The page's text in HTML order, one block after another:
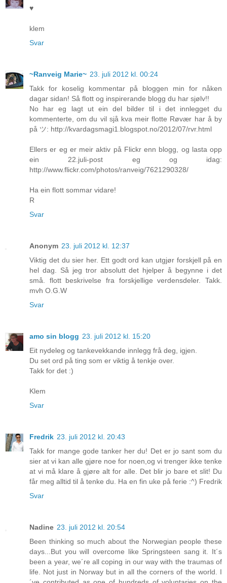
♥
klem
Svar
~Ranveig Marie~ 23. juli 2012 kl. 00:24
Takk for koselig kommentar på bloggen min for nåken
dagar sidan! Så flott og inspirerande blogg du har sjølv!!
No har eg lagt ut ein del bilder til i det innlegget du
kommenterte, om du vil sjå kva meir flotte Røvær har å by
på ツ: http://kvardagsmagi1.blogspot.no/2012/07/rvr.html
Ellers er eg er meir aktiv på Flickr enn blogg, og lasta opp
ein 22.juli-post eg og idag:
http://www.flickr.com/photos/ranveig/7621290328/
Ha ein flott sommar vidare!
R
Svar
Anonym 23. juli 2012 kl. 12:37
Viktig det du sier her. Ett godt ord kan utgjør forskjell på en
hel dag. Så jeg tror absolutt det hjelper å begynne i det
små. flott beskrivelse fra forskjellige verdensdeler. Takk.
mvh O.G.W
Svar
amo sin blogg 23. juli 2012 kl. 15:20
Eit nydeleg og tankevekkande innlegg frå deg, igjen.
Du set ord på ting som er viktig å tenkje over.
Takk for det :)
Klem
Svar
Fredrik 23. juli 2012 kl. 20:43
Takk for mange gode tanker her du! Det er jo sant som du
sier at vi kan alle gjøre noe for noen,og vi trenger ikke tenke
at vi må klare å gjøre alt for alle. Det blir jo bare et slit! Du
får meg alltid til å tenke du. Ha en fin uke på ferie :^) Fredrik
Svar
Nadine 23. juli 2012 kl. 20:54
Been thinking so much about the Norwegian people these
days...But you will overcome like Springsteen sang it. It´s
been a year, we´re all coping in our way with the traumas of
life. Not just in Norway but in all the corners of the world. I